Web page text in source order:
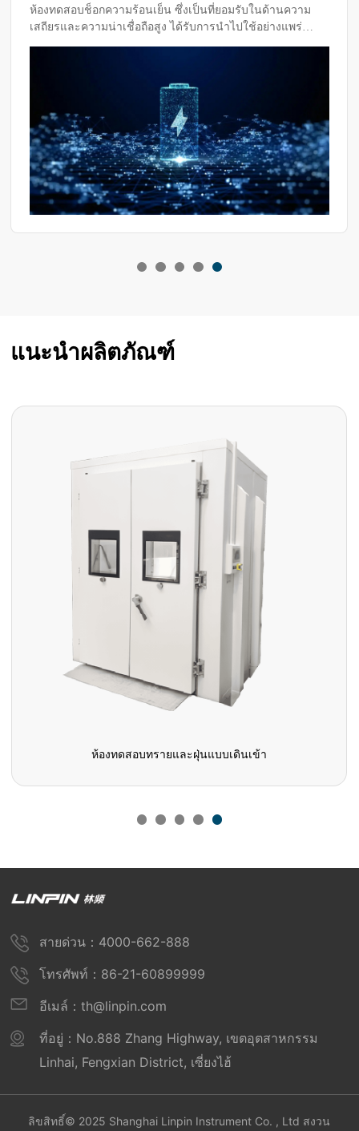
ห้องทดสอบช็อกความร้อนเย็น ซึ่งเป็นที่ยอมรับในด้านความ
เสถียรและความน่าเชื่อถือสูง ได้รับการนำไปใช้อย่างแพร่
คุณภาพผลิตภัณฑ์และการปรับปรุงกระบวนการผลิต
แนะนำผลิตภัณฑ์
ห้องทดสอบทรายและฝุ่นแบบเดินเข้า
สายด่วน：4000-662-888
โทรศัพท์：86-21-60899999
อีเมล์：th@linpin.com
ที่อยู่：No.888 Zhang Highway, เขตอุตสาหกรรม
Linhai, Fengxian District, เซี่ยงไฮ้
ลิขสิทธิ์© 2025 Shanghai Linpin Instrument Co. , Ltd สงวน